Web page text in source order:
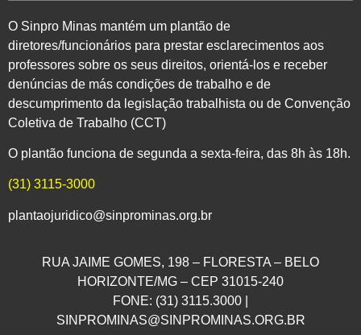
O Sinpro Minas mantém um plantão de
diretores/funcionários para prestar esclarecimentos aos
professores sobre os seus direitos, orientá-los e receber
denúncias de más condições de trabalho e de
descumprimento da legislação trabalhista ou de Convenção
Coletiva de Trabalho (CCT)
O plantão funciona de segunda a sexta-feira, das 8h às 18h.
(31) 3115-3000
plantaojuridico@sinprominas.org.br
RUA JAIME GOMES, 198 – FLORESTA – BELO
HORIZONTE/MG – CEP 31015-240
FONE: (31) 3115.3000 |
SINPROMINAS@SINPROMINAS.ORG.BR